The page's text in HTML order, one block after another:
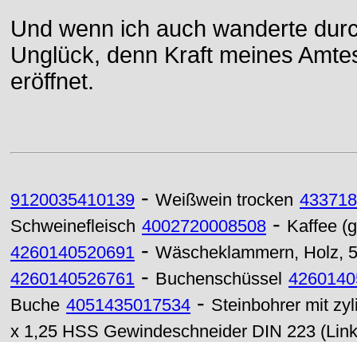
Und wenn ich auch wanderte
Unglück, denn Kraft meines
eröffnet.
9120035410139 - Weißwein trocken
Schweinefleisch 4002720008508 - Kaffee
4260140520691 - Wäscheklammern, Holz,
4260140526761 - Buchenschüssel
Buche 4051435017534 - Steinbohrer mit
x 1,25 HSS Gewindeschneider DIN 223